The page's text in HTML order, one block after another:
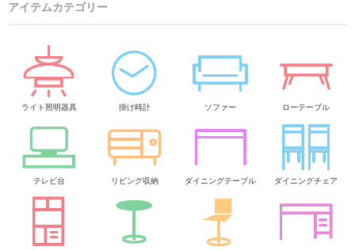
アイテムカテゴリー
ライト照明器具 掛け時計 ソファー ローテーブル
テレビ台 リビング収納 ダイニングテーブル ダイニングチェア